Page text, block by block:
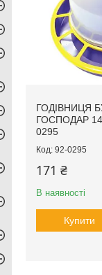
ГОДІВНИЦЯ
ГОСПОДАР
0295
92-0295
171 ₴
В наявності
Купити